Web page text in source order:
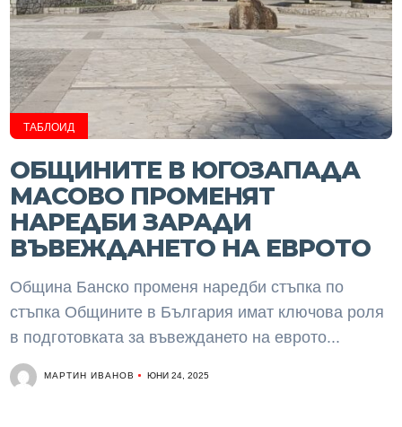
ТАБЛОИД
ОБЩИНИТЕ В ЮГОЗАПАДА
МАСОВО ПРОМЕНЯТ
НАРЕДБИ ЗАРАДИ
ВЪВЕЖДАНЕТО НА ЕВРОТО
Община Банско променя наредби стъпка по
стъпка Общините в България имат ключова роля
в подготовката за въвеждането на еврото...
МАРТИН ИВАНОВ ЮНИ 24, 2025